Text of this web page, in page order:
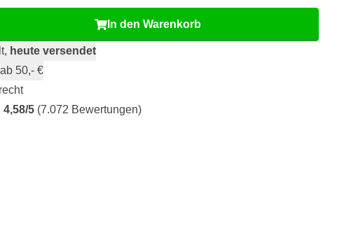
In den Warenkorb
heute versendet
ab 50,- €
4,58/5 (7.072 Bewertungen)